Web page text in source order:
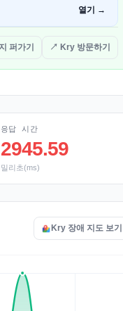
열기 →
퍼가기 ↗ Kry 방문하기
응답 시간
2945.59
밀리초(ms)
Kry 장애 지도 보기